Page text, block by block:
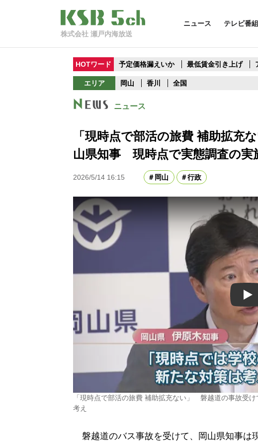
株式会社 瀬戸内海放送
ニュース テレビ番組
HOTワード 予定価格漏えいか 最低賃金引き上げ
エリア 岡山 香川 全国
ニュース
「現時点で部活の旅費 補助拡
山県知事 現時点で実態調査の実
2026/5/14 16:15 岡山 行政
Play
「現時点で部活の旅費 補助拡充ない」 磐越道の事故受
考え
磐越道のバス事故を受けて、岡山県知事は